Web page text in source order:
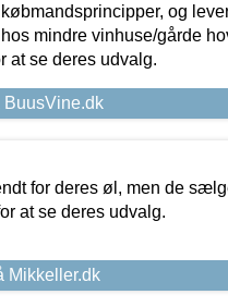
og
mindre vinhuse/gårde
at se deres udvalg.
BuusVine.dk
for deres øl, men de
at se deres udvalg.
Mikkeller.dk